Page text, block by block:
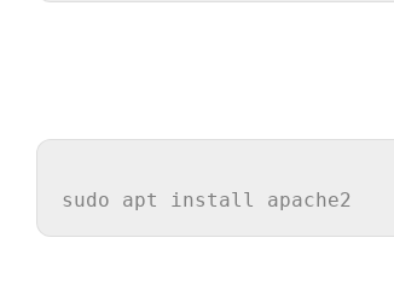
sudo apt install apache2